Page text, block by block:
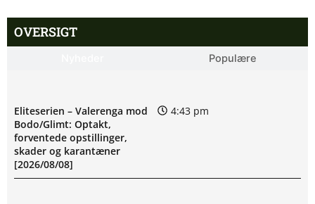
OVERSIGT
Populære
Eliteserien – Valerenga mod
Bodo/Glimt: Optakt,
forventede opstillinger,
skader og karantæner
[2026/08/08]
4:43 pm